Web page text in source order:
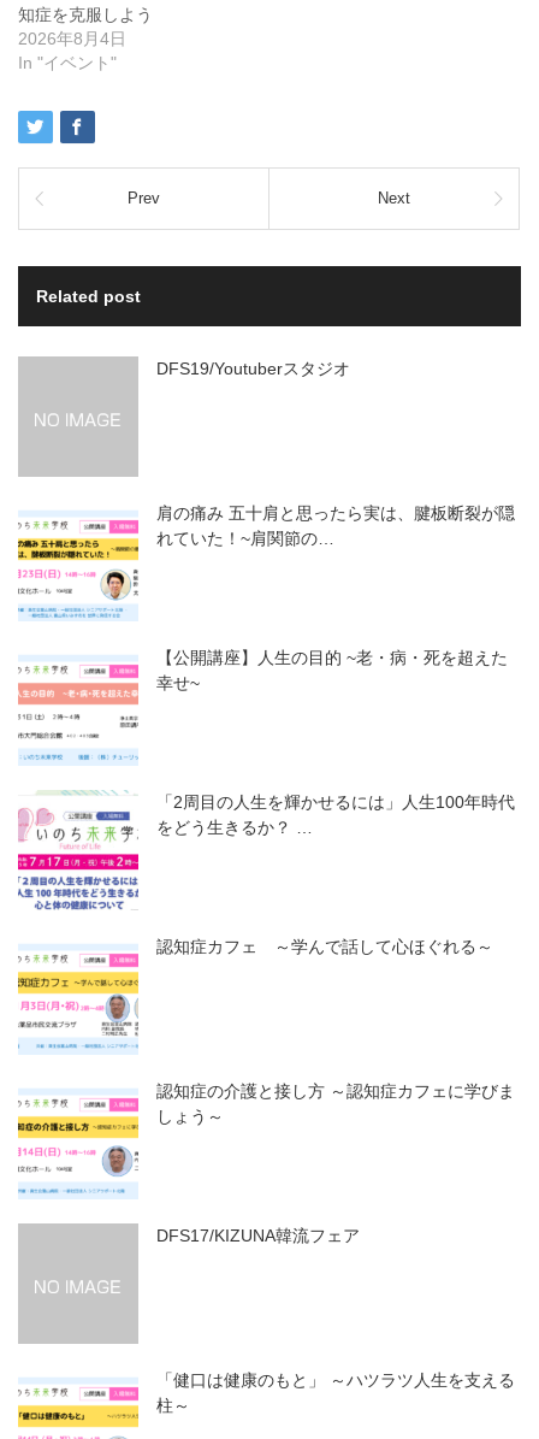
知症を克服しよう
2026年8月4日
In "イベント"
Prev Next
Related post
DFS19/Youtuberスタジオ
肩の痛み 五十肩と思ったら実は、腱板断裂が隠
れていた！~肩関節の…
【公開講座】人生の目的 ~老・病・死を超えた
幸せ~
「2周目の人生を輝かせるには」人生100年時代
をどう生きるか？ …
認知症カフェ ～学んで話して心ほぐれる～
認知症の介護と接し方 ～認知症カフェに学びま
しょう～
DFS17/KIZUNA韓流フェア
「健口は健康のもと」 ～ハツラツ人生を支える
柱～